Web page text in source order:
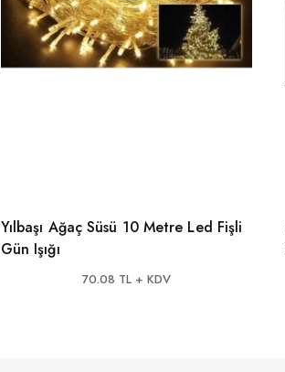
Yılbaşı Ağaç Süsü 10 Metre Led Fişli
Gün Işığı
70.08 TL + KDV